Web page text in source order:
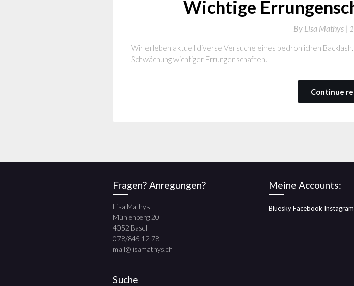
Wichtige
By Lisa Mathys |
Wir erleben aktuell diverse Versuche eines bedrohlichen
Schwächung wichtiger Errungenschaften.
Continue
Fragen? Anregungen?
Lisa Mathys
Mühlenberg 20
4052 Basel
078/845 12 78
mail@lisamathys.ch
Suche
Meine Accounts:
BlueskyFacebook Instagram